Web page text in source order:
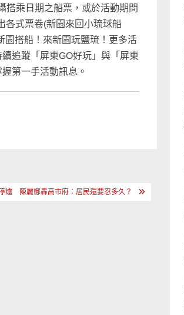
搭乘日期之船票，或於活動期間
各式票卷(新園來回小琉球船
園搭船！來新園玩鹽琉！更多活
追蹤「屏東GO好玩」與「屏東
第一手活動訊息。
爐 陳麗娜轟高市府：居民還要忍多久？